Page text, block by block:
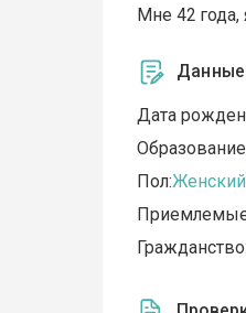
Мне 42 года,
Данные
Дата
Пол:Женский